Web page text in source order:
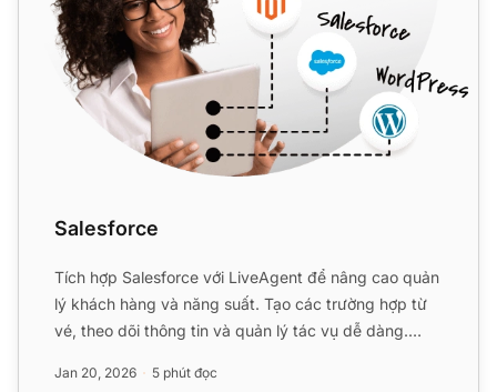
Salesforce
Tích hợp Salesforce với LiveAgent để nâng cao quản
lý khách hàng và năng suất. Tạo các trường hợp từ
vé, theo dõi thông tin và quản lý tác vụ dễ dàng.
Jan 20, 2026 5 phút đọc